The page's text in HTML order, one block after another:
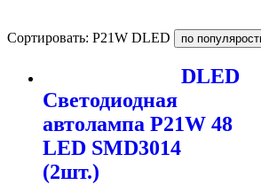
Сортировать: P21W DLED
DLED
Светодиодная
автолампа P21W 48
LED SMD3014
(2шт.)